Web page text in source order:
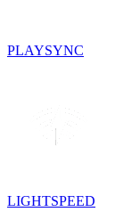
PLAYSYNC
LIGHTSPEED